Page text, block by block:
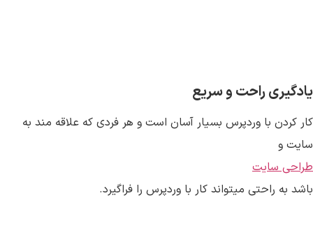
یادگیری راحت و سریع
کار کردن با وردپرس بسیار آسان است و هر فردی که علاقه مند به
سایت و
طراحی سایت
باشد به راحتی میتواند کار با وردپرس را فراگیرد.